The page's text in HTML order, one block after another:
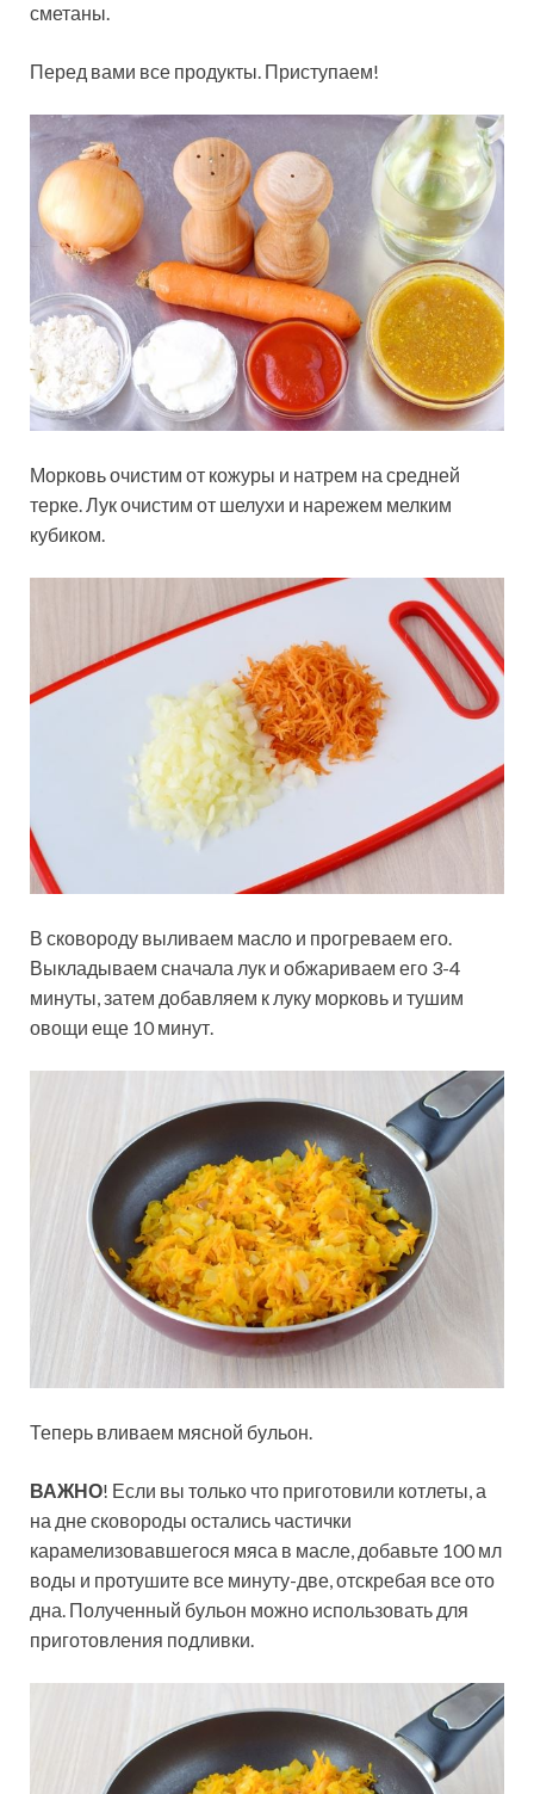
сметаны.
Перед вами все продукты. Приступаем!
Морковь очистим от кожуры и натрем на средней
терке. Лук очистим от шелухи и нарежем мелким
кубиком.
В сковороду выливаем масло и прогреваем его.
Выкладываем сначала лук и обжариваем его 3-4
минуты, затем добавляем к луку морковь и тушим
овощи еще 10 минут.
Теперь вливаем мясной бульон.
ВАЖНО! Если вы только что приготовили котлеты, а
на дне сковороды остались частички
карамелизовавшегося мяса в масле, добавьте 100 мл
воды и протушите все минуту-две, отскребая все ото
дна. Полученный бульон можно использовать для
приготовления подливки.